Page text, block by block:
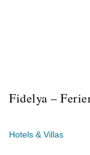
Fidelya –
Hotels & Villas